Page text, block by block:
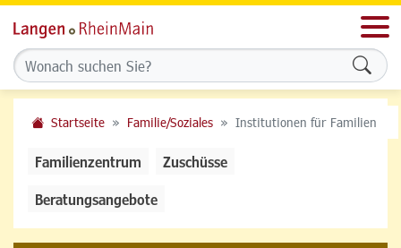
Startseite Familie/Soziales Institutionen für Familien
Familienzentrum Zuschüsse
Beratungsangebote